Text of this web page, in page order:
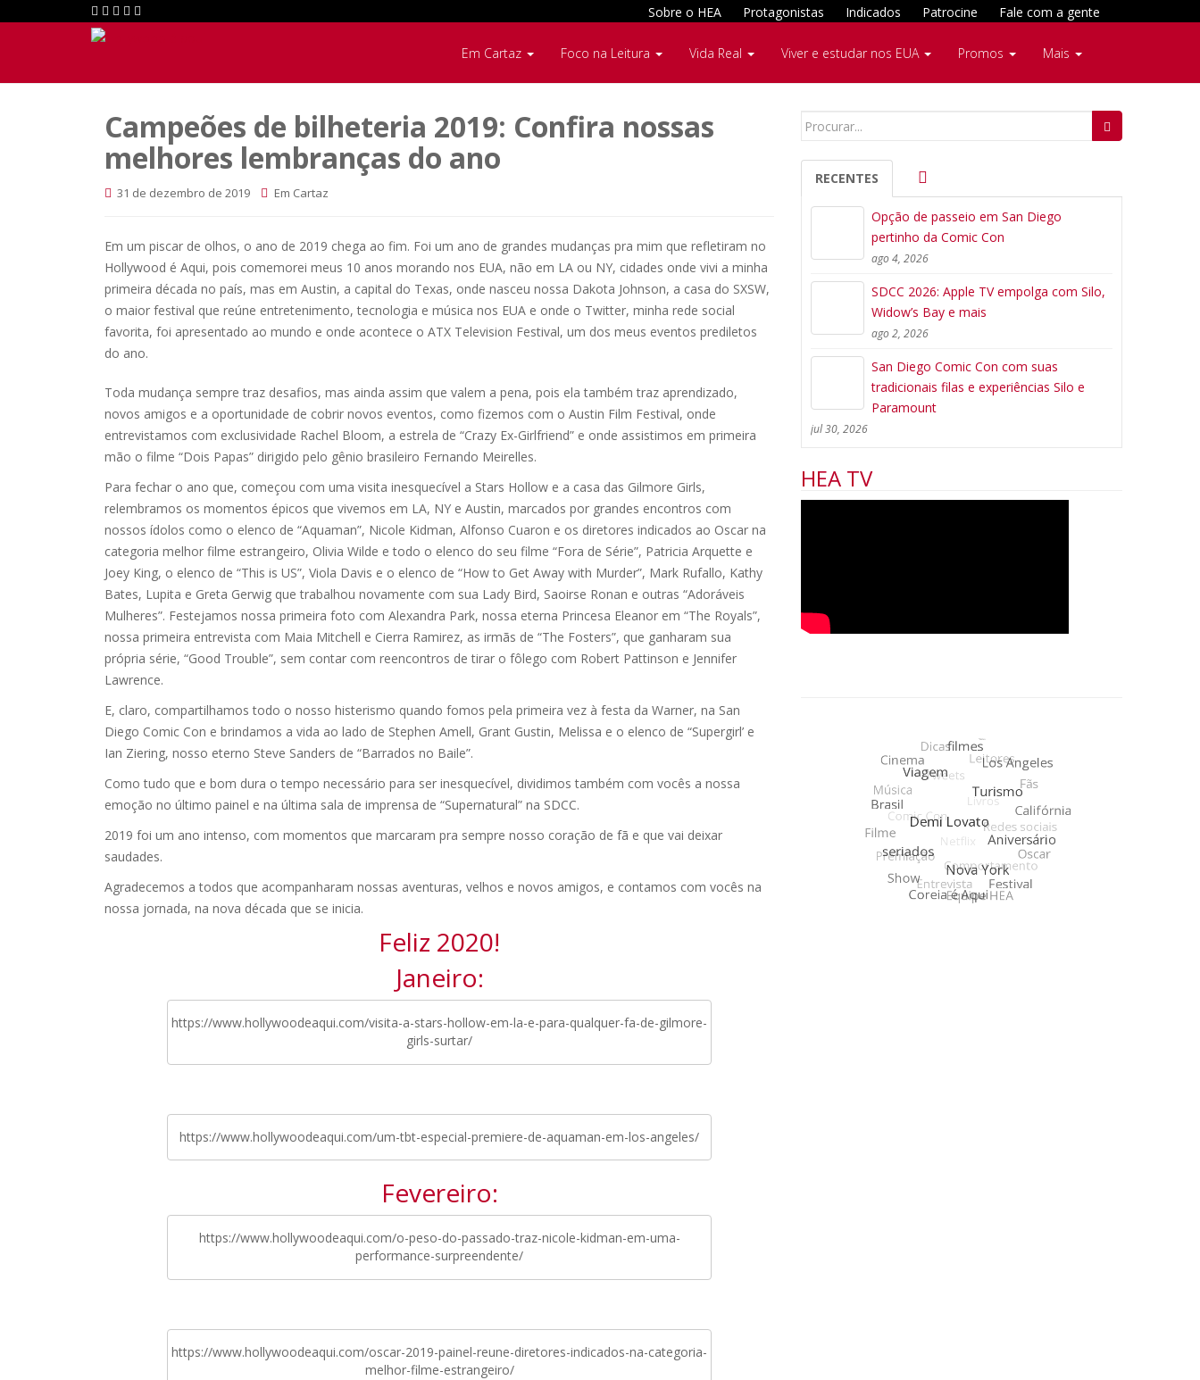
Sobre o HEA Protagonistas Indicados Patrocine Fale com a gente
Em Cartaz Foco na Leitura Vida Real Viver e estudar nos EUA Promos Mais
Campeões de bilheteria 2019: Confira nossas
melhores lembranças do ano
31 de dezembro de 2019 Em Cartaz
Em um piscar de olhos, o ano de 2019 chega ao fim. Foi um ano de grandes mudanças pra mim que refletiram no
Hollywood é Aqui, pois comemorei meus 10 anos morando nos EUA, não em LA ou NY, cidades onde vivi a minha
primeira década no país, mas em Austin, a capital do Texas, onde nasceu nossa Dakota Johnson, a casa do SXSW,
o maior festival que reúne entretenimento, tecnologia e música nos EUA e onde o Twitter, minha rede social
favorita, foi apresentado ao mundo e onde acontece o ATX Television Festival, um dos meus eventos prediletos
do ano.
Toda mudança sempre traz desafios, mas ainda assim que valem a pena, pois ela também traz aprendizado,
novos amigos e a oportunidade de cobrir novos eventos, como fizemos com o Austin Film Festival, onde
entrevistamos com exclusividade Rachel Bloom, a estrela de “Crazy Ex-Girlfriend” e onde assistimos em primeira
mão o filme “Dois Papas” dirigido pelo gênio brasileiro Fernando Meirelles.
Para fechar o ano que, começou com uma visita inesquecível a Stars Hollow e a casa das Gilmore Girls,
relembramos os momentos épicos que vivemos em LA, NY e Austin, marcados por grandes encontros com
nossos ídolos como o elenco de “Aquaman”, Nicole Kidman, Alfonso Cuaron e os diretores indicados ao Oscar na
categoria melhor filme estrangeiro, Olivia Wilde e todo o elenco do seu filme “Fora de Série”, Patricia Arquette e
Joey King, o elenco de “This is US”, Viola Davis e o elenco de “How to Get Away with Murder”, Mark Rufallo, Kathy
Bates, Lupita e Greta Gerwig que trabalhou novamente com sua Lady Bird, Saoirse Ronan e outras “Adoráveis
Mulheres”. Festejamos nossa primeira foto com Alexandra Park, nossa eterna Princesa Eleanor em “The Royals”,
nossa primeira entrevista com Maia Mitchell e Cierra Ramirez, as irmãs de “The Fosters”, que ganharam sua
própria série, “Good Trouble”, sem contar com reencontros de tirar o fôlego com Robert Pattinson e Jennifer
Lawrence.
E, claro, compartilhamos todo o nosso histerismo quando fomos pela primeira vez à festa da Warner, na San
Diego Comic Con e brindamos a vida ao lado de Stephen Amell, Grant Gustin, Melissa e o elenco de “Supergirl’ e
Ian Ziering, nosso eterno Steve Sanders de “Barrados no Baile”.
Como tudo que e bom dura o tempo necessário para ser inesquecível, dividimos também com vocês a nossa
emoção no último painel e na última sala de imprensa de “Supernatural” na SDCC.
2019 foi um ano intenso, com momentos que marcaram pra sempre nosso coração de fã e que vai deixar
saudades.
Agradecemos a todos que acompanharam nossas aventuras, velhos e novos amigos, e contamos com vocês na
nossa jornada, na nova década que se inicia.
Feliz 2020!
Janeiro:
https://www.hollywoodeaqui.com/visita-a-stars-hollow-em-la-e-para-qualquer-fa-de-gilmore-
girls-surtar/
https://www.hollywoodeaqui.com/um-tbt-especial-premiere-de-aquaman-em-los-angeles/
Fevereiro:
https://www.hollywoodeaqui.com/o-peso-do-passado-traz-nicole-kidman-em-uma-
performance-surpreendente/
https://www.hollywoodeaqui.com/oscar-2019-painel-reune-diretores-indicados-na-categoria-
melhor-filme-estrangeiro/
Search
RECENTES
Opção de passeio em San Diego
pertinho da Comic Con
ago 4, 2026
SDCC 2026: Apple TV empolga com Silo,
Widow’s Bay e mais
ago 2, 2026
San Diego Comic Con com suas
tradicionais filas e experiências Silo e
Paramount
jul 30, 2026
HEA TV